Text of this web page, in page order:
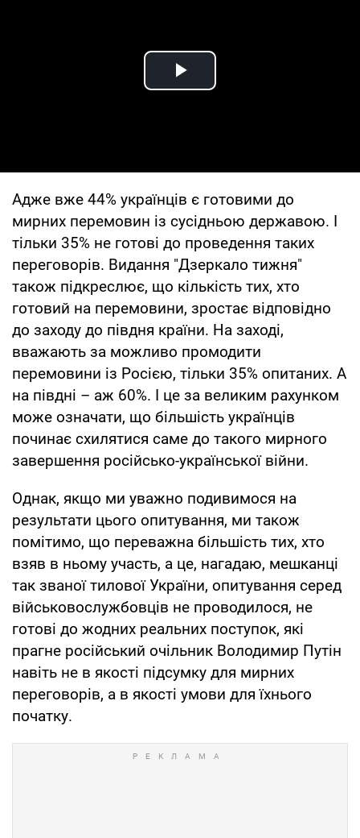
Play Video
Адже вже 44% українців є готовими до
мирних перемовин із сусідньою державою. І
тільки 35% не готові до проведення таких
переговорів. Видання "Дзеркало тижня"
також підкреслює, що кількість тих, хто
готовий на перемовини, зростає відповідно
до заходу до півдня країни. На заході,
вважають за можливо промодити
перемовини із Росією, тільки 35% опитаних. А
на півдні – аж 60%. І це за великим рахунком
може означати, що більшість українців
починає схилятися саме до такого мирного
завершення російсько-української війни.
Однак, якщо ми уважно подивимося на
результати цього опитування, ми також
помітимо, що переважна більшість тих, хто
взяв в ньому участь, а це, нагадаю, мешканці
так званої тилової України, опитування серед
військовослужбовців не проводилося, не
готові до жодних реальних поступок, які
прагне російський очільник Володимир Путін
навіть не в якості підсумку для мирних
переговорів, а в якості умови для їхнього
початку.